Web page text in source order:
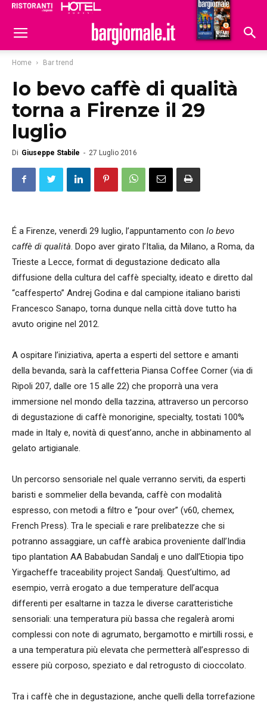
Hoteldomani
Home Bar trend
Io bevo caffè di qualità
torna a Firenze il 29
luglio
Di Giuseppe Stabile - 27 Luglio 2016
É a Firenze, venerdì 29 luglio, l’appuntamento con Io bevo
caffè di qualità. Dopo aver girato l’Italia, da Milano, a Roma, da
Trieste a Lecce, format di degustazione dedicato alla
diffusione della cultura del caffè specialty, ideato e diretto dal
“caffesperto” Andrej Godina e dal campione italiano baristi
Francesco Sanapo, torna dunque nella città dove tutto ha
avuto origine nel 2012.
A ospitare l’iniziativa, aperta a esperti del settore e amanti
della bevanda, sarà la caffetteria Piansa Coffee Corner (via di
Ripoli 207, dalle ore 15 alle 22) che proporrà una vera
immersione nel mondo della tazzina, attraverso un percorso
di degustazione di caffè monorigine, specialty, tostati 100%
made in Italy e, novità di quest’anno, anche in abbinamento al
gelato artigianale.
Un percorso sensoriale nel quale verranno serviti, da esperti
baristi e sommelier della bevanda, caffè con modalità
espresso, con metodi a filtro e “pour over” (v60, chemex,
French Press). Tra le speciali e rare prelibatezze che si
potranno assaggiare, un caffè arabica proveniente dall’India
tipo plantation AA Bababudan Sandalj e uno dall’Etiopia tipo
Yirgacheffe traceability project Sandalj. Quest’ultimo, ad
esempio, verrà erogato a due temperature dell’acqua
differenti per esaltarne in tazza le diverse caratteristiche
sensoriali: una temperatura più bassa che regalerà aromi
complessi con note di agrumato, bergamotto e mirtilli rossi, e
a una temperatura più elevata che permetterà all’espresso di
essere più corposo, speziato e dal retrogusto di cioccolato.
Tra i caffè che in degustazione, anche quelli della torrefazione